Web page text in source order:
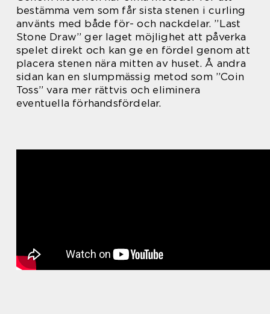
bestämma vem som får sista stenen i curling
använts med både för- och nackdelar. ”Last
Stone Draw” ger laget möjlighet att påverka
spelet direkt och kan ge en fördel genom att
placera stenen nära mitten av huset. Å andra
sidan kan en slumpmässig metod som ”Coin
Toss” vara mer rättvis och eliminera
eventuella förhandsfördelar.